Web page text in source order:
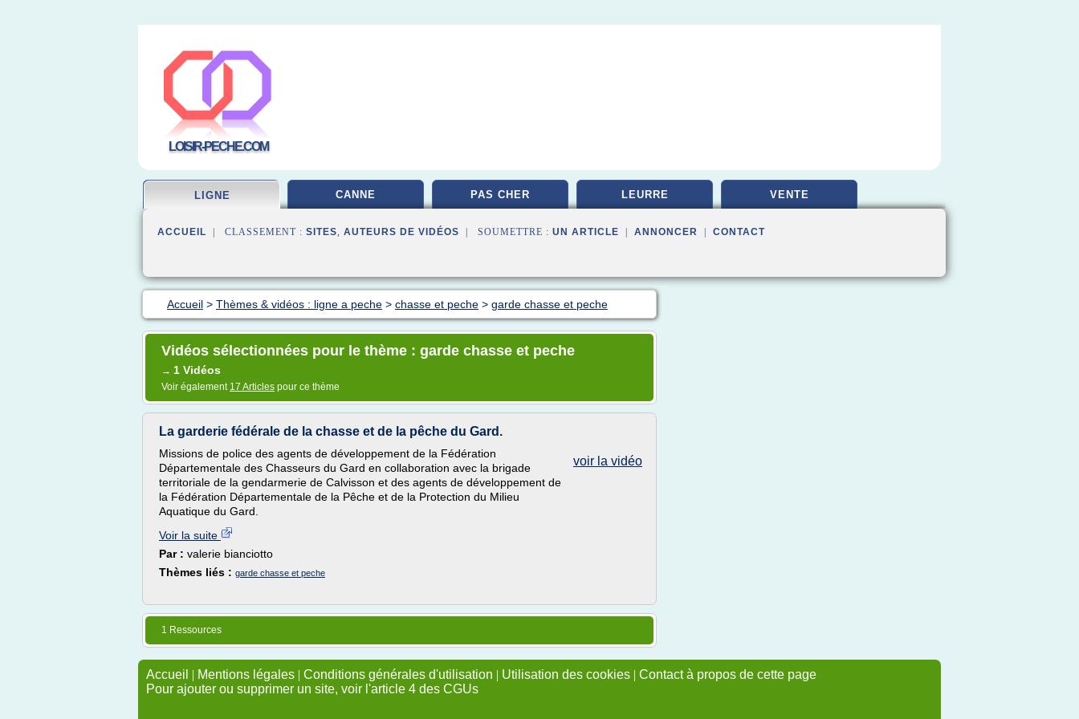
LOISIR-PECHE.COM
LIGNE CANNE PAS CHER LEURRE VENTE
ACCUEIL | CLASSEMENT : SITES, AUTEURS DE VIDÉOS | SOUMETTRE : UN ARTICLE ANNONCER CONTACT
Accueil > Thèmes & vidéos : ligne a peche > chasse et peche > garde chasse et peche
Vidéos sélectionnées pour le thème : garde chasse et peche
→ 1 Vidéos
Voir également 17 Articles pour ce thème
La garderie fédérale de la chasse et de la pêche du Gard.
voir la vidéo
Missions de police des agents de développement de la Fédération
Départementale des Chasseurs du Gard en collaboration avec la brigade
territoriale de la gendarmerie de Calvisson et des agents de développement de
la Fédération Départementale de la Pêche et de la Protection du Milieu
Aquatique du Gard.
Voir la suite
Par : valerie bianciotto
Thèmes liés : garde chasse et peche
1 Ressources
Accueil | Mentions légales | Conditions générales d'utilisation | Utilisation des cookies | Contact à propos de cette page
Pour ajouter ou supprimer un site, voir l'article 4 des CGUs